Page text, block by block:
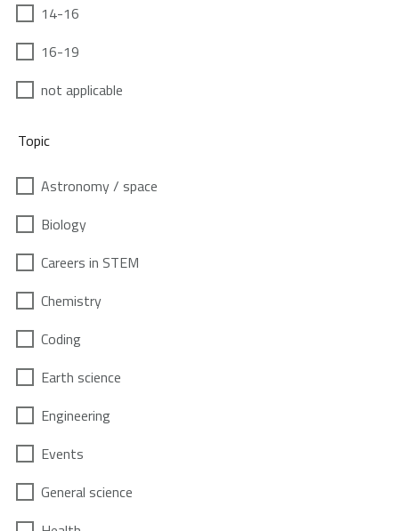
14-16
16-19
not applicable
Topic
Astronomy / space
Biology
Careers in STEM
Chemistry
Coding
Earth science
Engineering
Events
General science